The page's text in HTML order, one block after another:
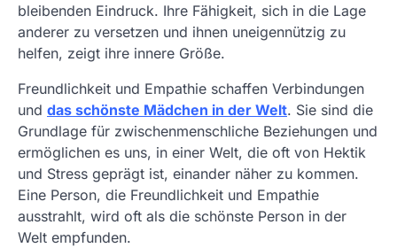
bleibenden Eindruck. Ihre Fähigkeit, sich in die Lage
anderer zu versetzen und ihnen uneigennützig zu
helfen, zeigt ihre innere Größe.
Freundlichkeit und Empathie schaffen Verbindungen
und das schönste Mädchen in der Welt. Sie sind die
Grundlage für zwischenmenschliche Beziehungen und
ermöglichen es uns, in einer Welt, die oft von Hektik
und Stress geprägt ist, einander näher zu kommen.
Eine Person, die Freundlichkeit und Empathie
ausstrahlt, wird oft als die schönste Person in der
Welt empfunden.